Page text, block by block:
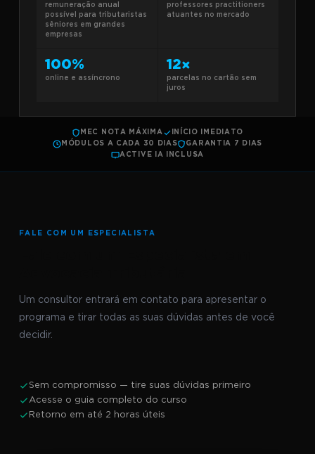
remuneração anual
possível para tributaristas
sêniores em grandes
empresas
professores practitioners
atuantes no mercado
100%
online e assíncrono
12×
parcelas no cartão sem
juros
MEC NOTA MÁXIMA
INÍCIO IMEDIATO
MÓDULOS A CADA 30 DIAS
GARANTIA 7 DIAS
ACTIVE IA INCLUSA
FALE COM UM ESPECIALISTA
Um consultor entrará em contato para apresentar o
programa e tirar todas as suas dúvidas antes de você
decidir.
Sem compromisso — tire suas dúvidas primeiro
Acesse o guia completo do curso
Retorno em até 2 horas úteis